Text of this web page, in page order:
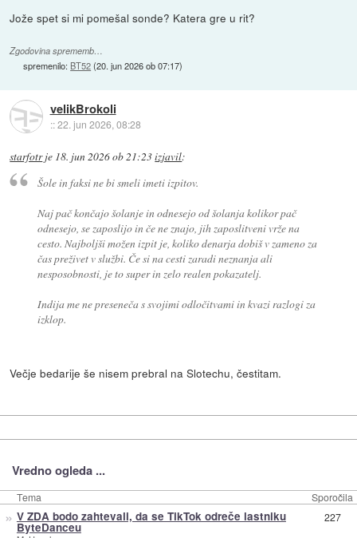
Jože spet si mi pomešal sonde? Katera gre u rit?
Zgodovina sprememb…
spremenilo: BT52(20. jun 2026 ob 07:17)
velikBrokoli
::22. jun 2026, 08:28
starfotrje 18. jun 2026 ob 21:23izjavil:
Šole in faksi ne bi smeli imeti izpitov.
Naj pač končajo šolanje in odnesejo od šolanja kolikor pač
odnesejo, se zaposlijo in če ne znajo, jih zaposlitveni vrže na
cesto. Najboljši možen izpit je, koliko denarja dobiš v zameno za
čas preživet v službi. Če si na cesti zaradi neznanja ali
nesposobnosti, je to super in zelo realen pokazatelj.
Indija me ne preseneča s svojimi odločitvami in kvazi razlogi za
izklop.
Večje bedarije še nisem prebral na Slotechu, čestitam.
Vredno ogleda ...
Tema Sporočila
» V ZDA bodo zahtevali, da se TikTok odreče lastniku
ByteDanceu
227